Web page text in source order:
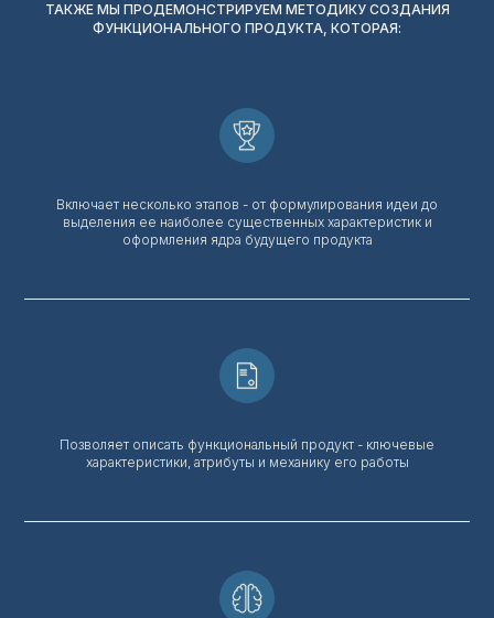
ТАКЖЕ МЫ ПРОДЕМОНСТРИРУЕМ МЕТОДИКУ СОЗДАНИЯ
ФУНКЦИОНАЛЬНОГО ПРОДУКТА, КОТОРАЯ:
Включает несколько этапов - от формулирования идеи до
выделения ее наиболее существенных характеристик и
оформления ядра будущего продукта
Позволяет описать функциональный продукт - ключевые
характеристики, атрибуты и механику его работы
ЧТО
БУДЕТ
СЕССИИ